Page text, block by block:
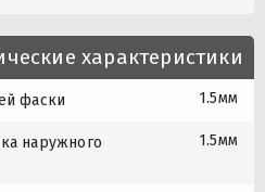
характеристики
фаски 1.5мм
наружного
1.5мм